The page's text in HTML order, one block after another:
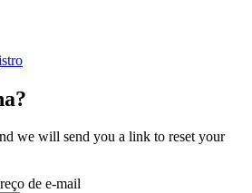
we will send you a link to reset your
de e-mail